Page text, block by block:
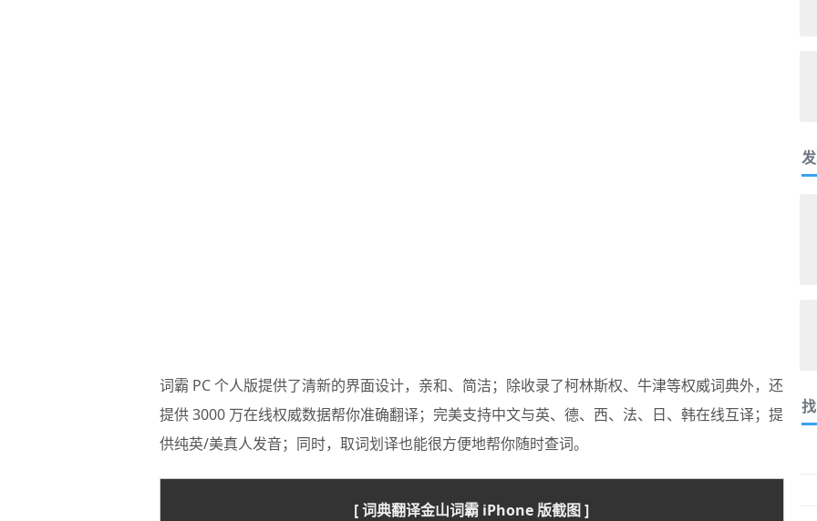
词霸 PC 个人版提供了清新的界面设计，亲和、简洁；除收录了柯林斯权、牛津等权威词典外，还
提供 3000 万在线权威数据帮你准确翻译；完美支持中文与英、德、西、法、日、韩在线互译；提
供纯英/美真人发音；同时，取词划译也能很方便地帮你随时查词。
[ 词典翻译金山词霸 iPhone 版截图 ]